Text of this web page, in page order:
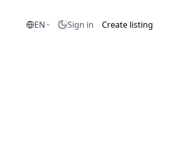
EN Sign in Create listing